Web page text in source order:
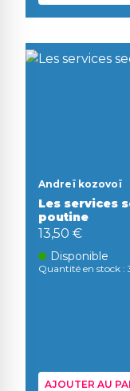
Andreï kozovoï
Les services
poutine
13,50 €
Disponible
Quantité en stock :
AJOUTER AU